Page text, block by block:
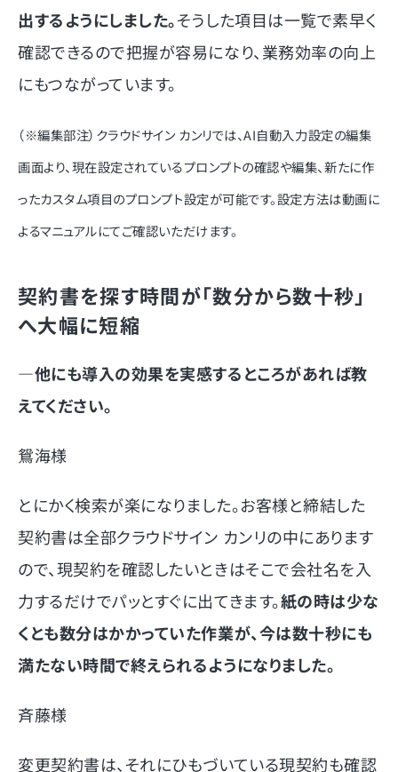
出するようにしました。そうした項目は一覧で素早く
確認できるので把握が容易になり、業務効率の向上
にもつながっています。
（※編集部注）クラウドサイン カンリでは、AI自動入力設定の編集
画面より、現在設定されているプロンプトの確認や編集、新たに作
ったカスタム項目のプロンプト設定が可能です。設定方法は動画に
よるマニュアルにてご確認いただけます。
契約書を探す時間が「数分から数十秒」
へ大幅に短縮
―他にも導入の効果を実感するところがあれば教
えてください。
鴛海様
とにかく検索が楽になりました。お客様と締結した
契約書は全部クラウドサイン カンリの中にあります
ので、現契約を確認したいときはそこで会社名を入
力するだけでパッとすぐに出てきます。紙の時は少な
くとも数分はかかっていた作業が、今は数十秒にも
満たない時間で終えられるようになりました。
斉藤様
変更契約書は、それにひもづいている現契約も確認